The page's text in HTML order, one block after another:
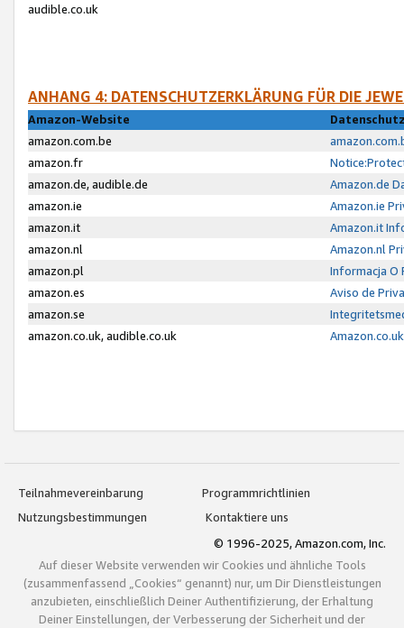
audible.co.uk
ANHANG 4: DATENSCHUTZERKLÄRUNG FÜR DIE
Amazon-Website
amazon.com.be
amazon.fr
amazon.de, audible.de
Amazon.de
amazon.ie
Amazon.ie
amazon.it
Amazon.it
amazon.nl
Amazon.nl
amazon.pl
Informacja O
amazon.es
Aviso de
amazon.se
amazon.co.uk, audible.co.uk
Teilnahmevereinbarung
Programmrichtlinien
Nutzungsbestimmungen
Kontaktiere uns
© 1996-2025, Amazon.com, Inc.
Auf dieser Website verwenden wir Cookies und ähnliche Tools
(zusammenfassend „Cookies“ genannt) nur, um Dir Dienstleistungen
anzubieten, einschließlich Deiner Authentifizierung, der Erhaltung
Deiner Einstellungen, der Verbesserung der Sicherheit und der